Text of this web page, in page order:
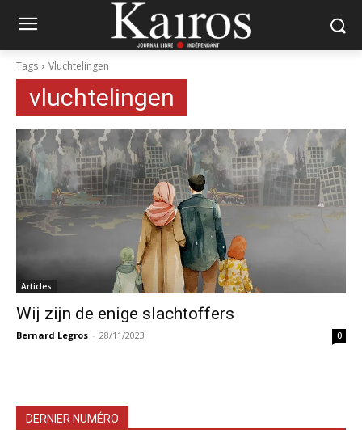
Tags Vluchtelingen
vluchtelingen
Articles
Wij zijn de enige slachtoffers
Bernard Legros - 28/11/2023 0
DERNIER NUMÉRO